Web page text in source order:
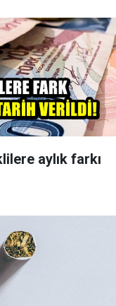
aylık farkı